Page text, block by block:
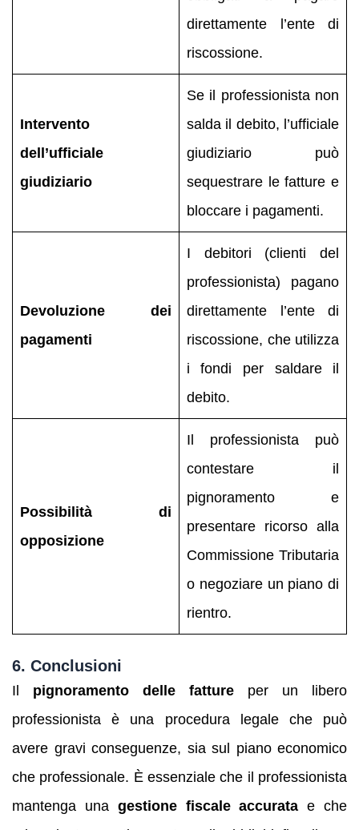
direttamente l’ente di
riscossione.
Intervento
dell’ufficiale
giudiziario
Se il professionista non
salda il debito, l’ufficiale
giudiziario può
sequestrare le fatture e
bloccare i pagamenti.
Devoluzione dei
pagamenti
I debitori (clienti del
professionista) pagano
direttamente l’ente di
riscossione, che utilizza
i fondi per saldare il
debito.
Possibilità di
opposizione
Il professionista può
contestare il
pignoramento e
presentare ricorso alla
Commissione Tributaria
o negoziare un piano di
rientro.
6. Conclusioni
Il pignoramento delle fatture per un libero
professionista è una procedura legale che può
avere gravi conseguenze, sia sul piano economico
che professionale. È essenziale che il professionista
mantenga una gestione fiscale accurata e che